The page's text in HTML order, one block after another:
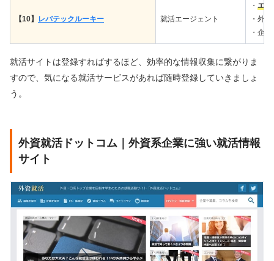
【10】 レバテックルーキー 就活エージェント
・ エ
・外
・企
就活サイトは登録すればするほど、効率的な情報収集に繋がりま
すので、気になる就活サービスがあれば随時登録していきましょ
う。
外資就活ドットコム｜外資系企業に強い就活情報
サイト